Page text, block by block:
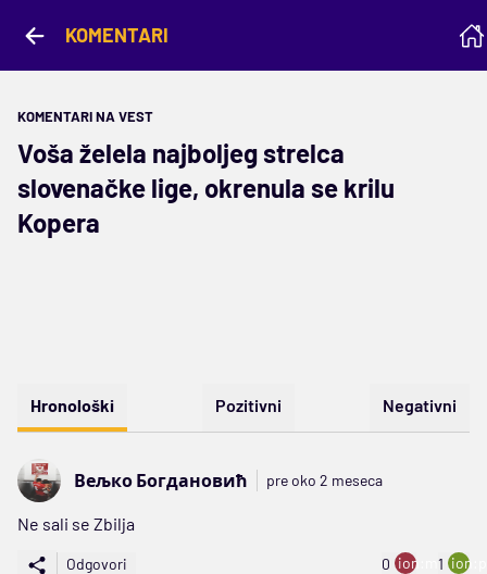
KOMENTARI
KOMENTARI NA VEST
Voša želela najboljeg strelca
slovenačke lige, okrenula se krilu
Kopera
Hronološki Pozitivni Negativni
Вељко Богдановић pre oko 2 meseca
Ne sali se Zbilja
Odgovori 0 ion:minus
1